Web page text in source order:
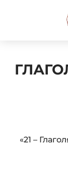
Audio
«21 –